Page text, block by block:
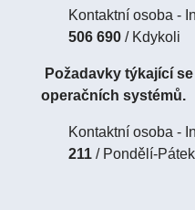
Kontaktní osoba -
506 690 / Kdykoli
Požadavky týkající
operačních systémů.
Kontaktní osoba -
211 / Pondělí-